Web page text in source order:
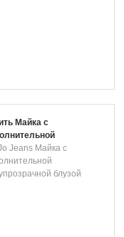
Майка с
блузой
Jeans Майка с
блузой